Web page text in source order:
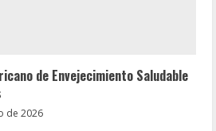
de Envejecimiento Saludable
de 2026